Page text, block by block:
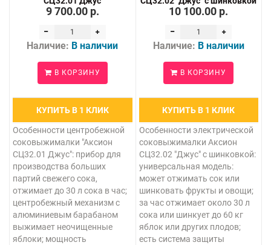
9 700.00 р.
Наличие: В наличии
В КОРЗИНУ
КУПИТЬ В 1 КЛИК
Особенности центробежной
соковыжималки "Аксион
СЦ32.01 Джус": прибор для
производства больших
партий свежего сока,
отжимает до 30 л сока в час;
центробежный механизм с
алюминиевым барабаном
выжимает неочищенные
яблоки; мощность
10 100.00 р.
Наличие: В наличии
В КОРЗИНУ
КУПИТЬ В 1 КЛИК
Особенности электрической
соковыжималки Аксион
СЦ32.02 "Джус" с шинковкой:
универсальная модель:
может отжимать сок или
шинковать фрукты и овощи;
за час отжимает около 30 л
сока или шинкует до 60 кг
яблок или других плодов;
есть система защиты